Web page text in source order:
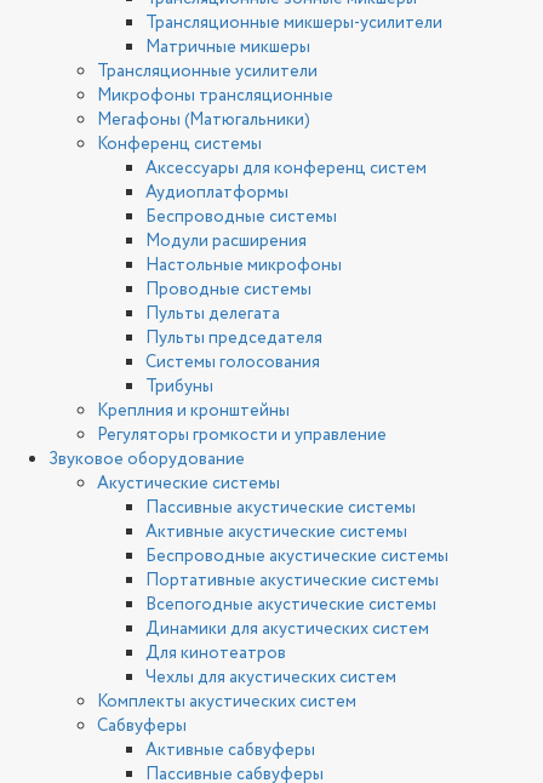
Трансляционные микшеры-усилители
Матричные микшеры
Трансляционные усилители
Микрофоны трансляционные
Мегафоны (Матюгальники)
Конференц системы
Аксессуары для конференц систем
Аудиоплатформы
Беспроводные системы
Модули расширения
Настольные микрофоны
Проводные системы
Пульты делегата
Пульты председателя
Системы голосования
Трибуны
Креплния и кронштейны
Регуляторы громкости и управление
Звуковое оборудование
Акустические системы
Пассивные акустические системы
Активные акустические системы
Беспроводные акустические системы
Портативные акустические системы
Всепогодные акустические системы
Динамики для акустических систем
Для кинотеатров
Чехлы для акустических систем
Комплекты акустических систем
Сабвуферы
Активные сабвуферы
Пассивные сабвуферы